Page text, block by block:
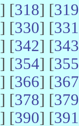
] [318] [319
] [330] [331
] [342] [343
] [354] [355
] [366] [367
] [378] [379
] [390] [391